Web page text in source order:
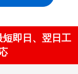
即日、翌日工